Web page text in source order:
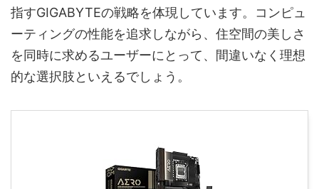
指すGIGABYTEの戦略を体現しています。コンピュ
ーティングの性能を追求しながら、住空間の美しさ
を同時に求めるユーザーにとって、間違いなく理想
的な選択肢といえるでしょう。